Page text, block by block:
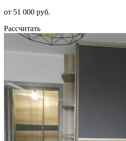
от 51 000 руб.
Рассчитать